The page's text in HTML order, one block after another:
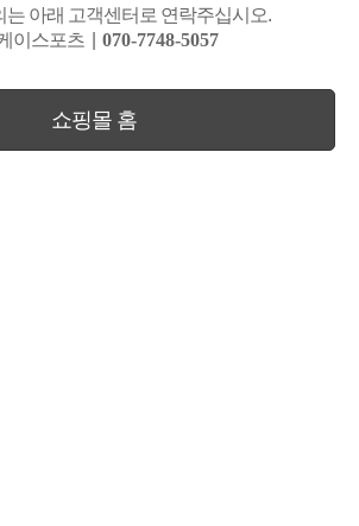
는 아래 고객센터로 연락주십시오.
이스포츠| 070-7748-5057
쇼핑몰 홈